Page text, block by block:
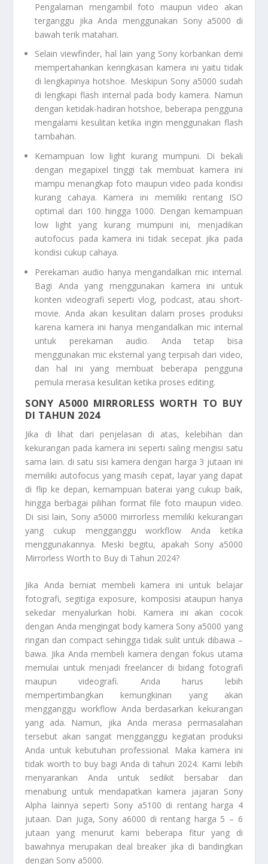
Pengalaman mengambil foto maupun video akan
terganggu jika Anda menggunakan Sony a5000 di
bawah terik matahari.
Selainviewfinder, hal lain yang Sony korbankan demi
mempertahankan keringkasan kamera ini yaitu tidak
di lengkapinya hotshoe. Meskipun Sony a5000 sudah
di lengkapi flash internal pada body kamera. Namun
dengan ketidak-hadiran hotshoe, beberapa pengguna
mengalami kesulitan ketika ingin menggunakan flash
tambahan.
Kemampuan low lightkurang mumpuni. Di bekali
dengan megapixel tinggi tak membuat kamera ini
mampu menangkap foto maupun video pada kondisi
kurang cahaya. Kamera ini memiliki rentang ISO
optimal dari 100 hingga 1000. Dengan kemampuan
low lightyang kurang mumpuni ini, menjadikan
autofocus pada kamera ini tidak secepat jika pada
kondisi cukup cahaya.
Perekaman audio hanya mengandalkan mic internal.
Bagi Anda yang menggunakan kamera ini untuk
konten videografi seperti vlog, podcast, atau short-
movie. Anda akan kesulitan dalam proses produksi
karena kamera ini hanya mengandalkan mic internal
untuk perekaman audio. Anda tetap bisa
menggunakan mic eksternal yang terpisah dari video,
dan hal ini yang membuat beberapa pengguna
pemula merasa kesulitan ketika proses editing.
SONY A5000 MIRRORLESS WORTH TO BUY
DI TAHUN 2024
Jika di lihat dari penjelasan di atas, kelebihan dan
kekurangan pada kamera ini seperti saling mengisi satu
sama lain. di satu sisi kamera dengan harga 3 jutaan ini
memiliki autofocus yang masih cepat, layar yang dapat
di flip ke depan, kemampuan baterai yang cukup baik,
hingga berbagai pilihan format file foto maupun video.
Di sisi lain, Sony a5000 mirrorless memiliki kekurangan
yang cukup menggangguworkflow Anda ketika
menggunakannya. Meski begitu, apakah Sony a5000
Mirrorless Worth to Buy di Tahun 2024?
Jika Anda berniat membeli kamera ini untuk belajar
fotografi, segitiga exposure, komposisi ataupun hanya
sekedar menyalurkan hobi. Kamera ini akan cocok
dengan Anda mengingat body kamera Sony a5000 yang
ringan dan compact sehingga tidak sulit untuk dibawa –
bawa. Jika Anda membeli kamera dengan fokus utama
memulai untuk menjadi freelancer di bidang fotografi
maupun videografi. Anda harus lebih
mempertimbangkan kemungkinan yang akan
mengganggu workflowAnda berdasarkan kekurangan
yang ada. Namun, jika Anda merasa permasalahan
tersebut akan sangat mengganggu kegiatan produksi
Anda untuk kebutuhan professional. Maka kamera ini
tidak worth to buybagi Anda di tahun 2024. Kami lebih
menyarankan Anda untuk sedikit bersabar dan
menabung untuk mendapatkan kamera jajaran Sony
Alpha lainnya seperti Sony a5100 di rentang harga 4
jutaan. Dan juga, Sony a6000 di rentang harga 5 – 6
jutaan yang menurut kami beberapa fitur yang di
bawahnya merupakan deal breaker jika di bandingkan
dengan Sony a5000.